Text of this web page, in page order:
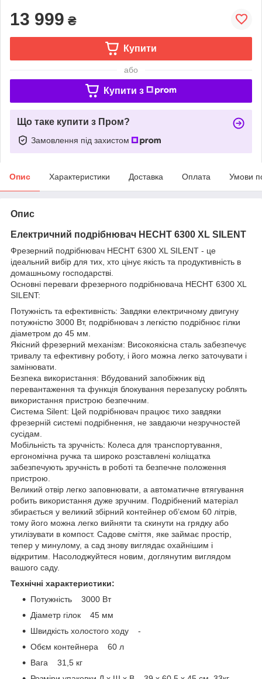
13 999 ₴
Купити
або
Купити з
Що таке купити з Пром?
Замовлення під захистом
Опис Характеристики Доставка Оплата Умови
Опис
Електричний подрібнювач HECHT 6300 XL SILENT
Фрезерний подрібнювач HECHT 6300 XL SILENT - це
ідеальний вибір для тих, хто цінує якість та продуктивність в
домашньому господарстві.
Основні переваги фрезерного подрібнювача HECHT 6300 XL
SILENT:
Потужність та ефективність: Завдяки електричному двигуну
потужністю 3000 Вт, подрібнювач з легкістю подрібнює гілки
діаметром до 45 мм.
Якісний фрезерний механізм: Високоякісна сталь забезпечує
тривалу та ефективну роботу, і його можна легко заточувати і
замінювати.
Безпека використання: Вбудований запобіжник від
перевантаження та функція блокування перезапуску роблять
використання пристрою безпечним.
Система Silent: Цей подрібнювач працює тихо завдяки
фрезерній системі подрібнення, не завдаючи незручностей
сусідам.
Мобільність та зручність: Колеса для транспортування,
ергономічна ручка та широко розставлені коліщатка
забезпечують зручність в роботі та безпечне положення
пристрою.
Великий отвір легко заповнювати, а автоматичне втягування
робить використання дуже зручним. Подрібнений матеріал
збирається у великий збірний контейнер об’ємом 60 літрів,
тому його можна легко вийняти та скинути на грядку або
утилізувати в компост. Садове сміття, яке займає простір,
тепер у минулому, а сад знову виглядає охайнішим і
відкритим. Насолоджуйтеся новим, доглянутим виглядом
вашого саду.
Технічні характеристики:
Потужність 3000 Вт
Діаметр гілок 45 мм
Швидкість холостого ходу -
Обєм контейнера 60 л
Вага 31,5 кг